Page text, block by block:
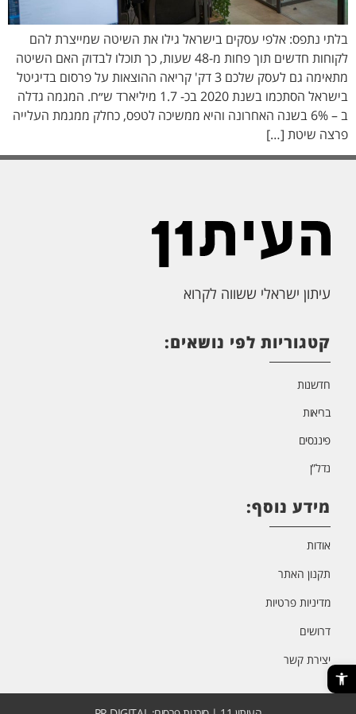
פתח סרגל נגישות
בלתי נתפס: אלפי עסקים בישראל גילו את השיטה שמייצרת להם
לקוחות חדשים תוך פחות מ-48 שעות, כך תוכלו לבדוק האם השיטה
מתאימה גם לעסק שלכם 3 דק' קריאה ההוצאות על פרסום בדיגיטל
בישראל הסתכמו בשנת 2020 בכ- 1.7 מיליארד ש״ח. המגמה גדלה
ב – 6% בשנה האחרונה והיא ממשיכה לטפס, כחלק ממגמת העלייה
פרצה שיטת […]
עיתון ישראלי ששווה לקרוא
קטגוריות לפי נושאים:
חדשנות
בריאות
פיננסים
נדל”ן
מידע נוסף:
אודות
תקנון האתר
מדיניות פרטיות
דרושים
יצירת קשר